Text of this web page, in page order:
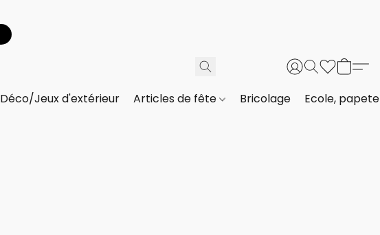
Déco/Jeux d'extérieur Articles de fête Bricolage Ecole,